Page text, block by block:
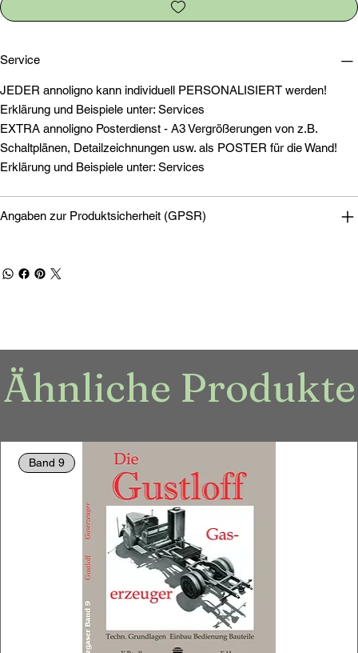
Service
JEDER annoligno kann individuell PERSONALISIERT werden!
Erklärung und Beispiele unter: Services
EXTRA annoligno Posterdienst - A3 Vergrößerungen von z.B.
Schaltplänen, Detailzeichnungen usw. als POSTER für die Wand!
Erklärung und Beispiele unter: Services
Angaben zur Produktsicherheit (GPSR)
Ähnliche Produkte
Band 9